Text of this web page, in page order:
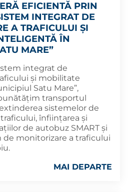
EFICIENTĂ PRIN
INTEGRAT DE
A TRAFICULUI ȘI
ÎN
MARE”
integrat de
și mobilitate
Satu Mare”,
transportul
sistemelor de
înființarea și
de autobuz SMART și
de monitorizare a traficului
MAI DEPARTE